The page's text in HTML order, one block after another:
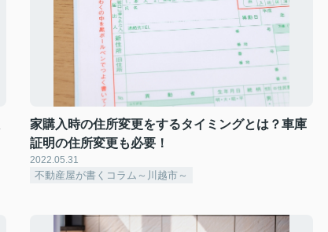
家購入時の住所変更をするタイミングとは？車庫
証明の住所変更も必要！
2022.05.31
不動産屋が書くコラム～川越市～